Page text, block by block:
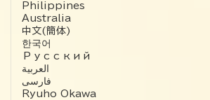
Philippines
Australia
中文(簡体)
한국어
Русский
العربية‏
فارسی
Ryuho Okawa